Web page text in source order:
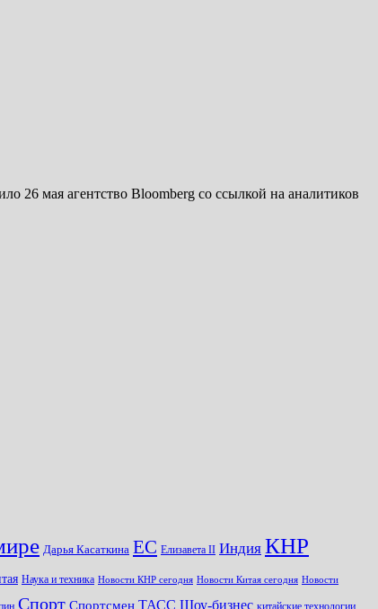
26 мая агентство Bloomberg со ссылкой на аналитиков
Дарья Касаткина ЕС Елизавета II Индия КНР
Наука и техника Новости КНР сегодня Новости Китая сегодня Новости
Спорт Спортсмен ТАСС Шоу-бизнес